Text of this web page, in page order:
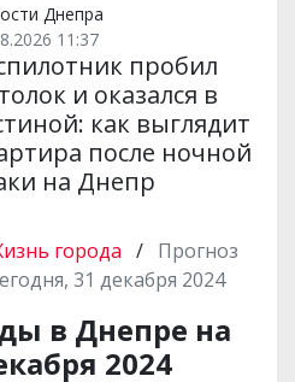
Днепра
11:37
пробил
и оказался в
как выглядит
после ночной
на Днепр
города / Прогноз
31 декабря 2024
в Днепре на
2024